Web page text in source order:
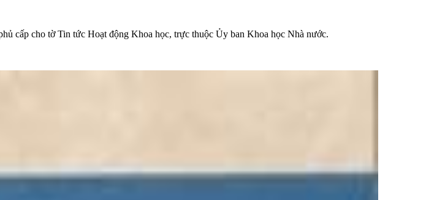
cấp cho tờ Tin tức Hoạt động Khoa học, trực thuộc Ủy ban Khoa học Nhà nước.